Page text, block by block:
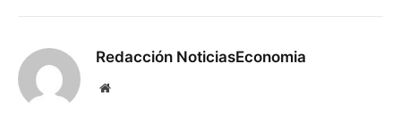
Redacción NoticiasEconomia
Website